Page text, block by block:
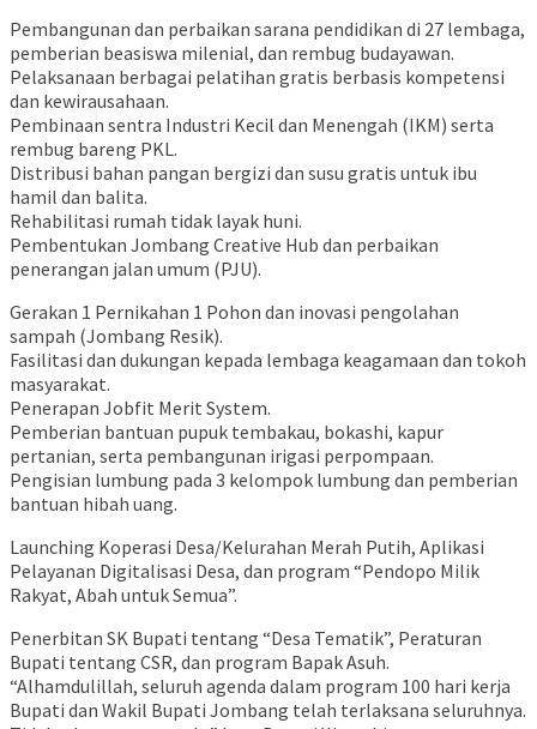
Pembangunan dan perbaikan sarana pendidikan di 27 lembaga,
pemberian beasiswa milenial, dan rembug budayawan.
Pelaksanaan berbagai pelatihan gratis berbasis kompetensi
dan kewirausahaan.
Pembinaan sentra Industri Kecil dan Menengah (IKM) serta
rembug bareng PKL.
Distribusi bahan pangan bergizi dan susu gratis untuk ibu
hamil dan balita.
Rehabilitasi rumah tidak layak huni.
Pembentukan Jombang Creative Hub dan perbaikan
penerangan jalan umum (PJU).
Gerakan 1 Pernikahan 1 Pohon dan inovasi pengolahan
sampah (Jombang Resik).
Fasilitasi dan dukungan kepada lembaga keagamaan dan tokoh
masyarakat.
Penerapan Jobfit Merit System.
Pemberian bantuan pupuk tembakau, bokashi, kapur
pertanian, serta pembangunan irigasi perpompaan.
Pengisian lumbung pada 3 kelompok lumbung dan pemberian
bantuan hibah uang.
Launching Koperasi Desa/Kelurahan Merah Putih, Aplikasi
Pelayanan Digitalisasi Desa, dan program “Pendopo Milik
Rakyat, Abah untuk Semua”.
Penerbitan SK Bupati tentang “Desa Tematik”, Peraturan
Bupati tentang CSR, dan program Bapak Asuh.
“Alhamdulillah, seluruh agenda dalam program 100 hari kerja
Bupati dan Wakil Bupati Jombang telah terlaksana seluruhnya.